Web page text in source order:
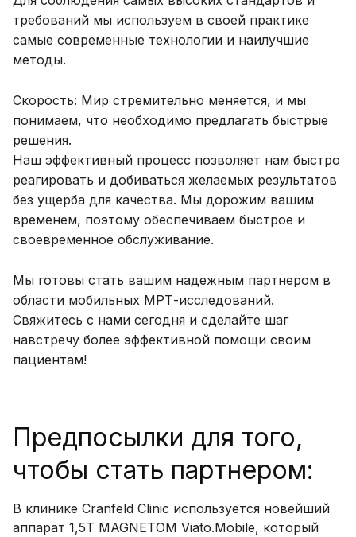
требований мы используем в своей практике
самые современные технологии и наилучшие
методы.
Скорость: Мир стремительно меняется, и мы
понимаем, что необходимо предлагать быстрые
решения.
Наш эффективный процесс позволяет нам быстро
реагировать и добиваться желаемых результатов
без ущерба для качества. Мы дорожим вашим
временем, поэтому обеспечиваем быстрое и
своевременное обслуживание.
Мы готовы стать вашим надежным партнером в
области мобильных МРТ-исследований.
Свяжитесь с нами сегодня и сделайте шаг
навстречу более эффективной помощи своим
пациентам!
Предпосылки для того,
чтобы стать партнером:
В клинике Cranfeld Clinic используется новейший
аппарат 1,5T MAGNETOM Viato.Mobile, который